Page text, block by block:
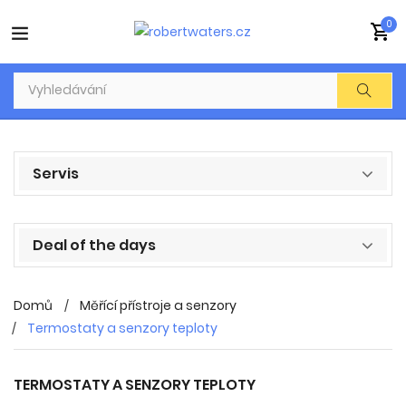
0
Servis
Deal of the days
Domů
Měřící přístroje a senzory
Termostaty a senzory teploty
TERMOSTATY A SENZORY TEPLOTY